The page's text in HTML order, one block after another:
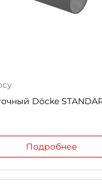
Döcke
Подробнее